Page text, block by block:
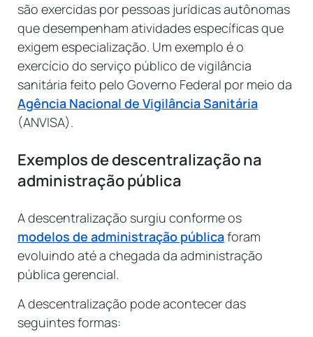
são exercidas por pessoas jurídicas autônomas
que desempenham atividades específicas que
exigem especialização. Um exemplo é o
exercício do serviço público de vigilância
sanitária feito pelo Governo Federal por meio da
Agência Nacional de Vigilância Sanitária
(ANVISA).
Exemplos de descentralização na
administração pública
A descentralização surgiu conforme os
modelos de administração públicaforam
evoluindo até a chegada da administração
pública gerencial.
A descentralização pode acontecer das
seguintes formas: